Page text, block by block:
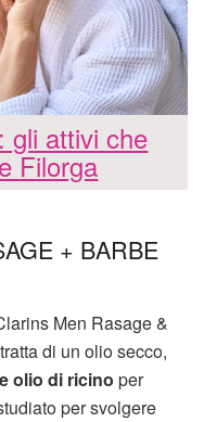
gli attivi che
Filorga
+ BARBE
Men Rasage &
di un olio secco,
olio di ricino per
per svolgere